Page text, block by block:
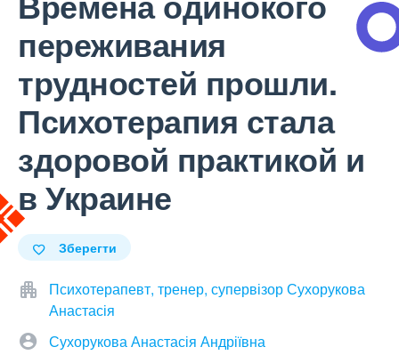
переживания
трудностей прошли.
Психотерапия стала
здоровой практикой и
в Украине
Зберегти
Психотерапевт, тренер, супервізор Сухорукова
Анастасія
Сухорукова Анастасія Андріївна